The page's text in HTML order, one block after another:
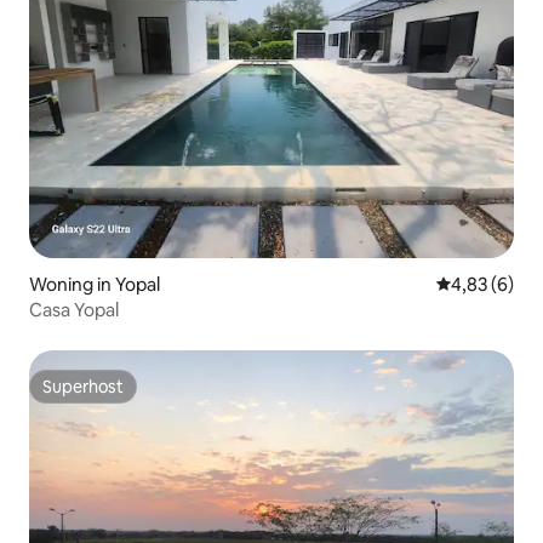
Woning in Yopal Gemiddelde
4,83 (6)
Casa Yopal
Superhost
Superhost